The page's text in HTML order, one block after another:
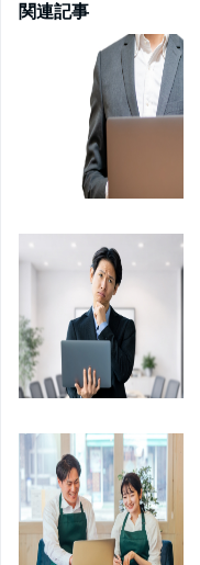
関連記事